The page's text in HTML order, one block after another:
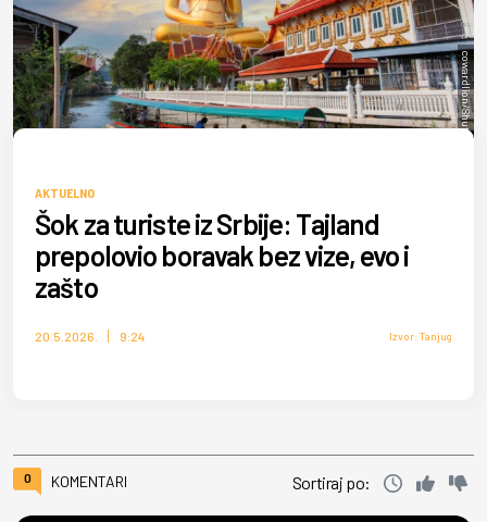
cowardlion/Shutterstock
AKTUELNO
Šok za turiste iz Srbije: Tajland
prepolovio boravak bez vize, evo i
zašto
20.5.2026. 9:24 Izvor: Tanjug
0 KOMENTARI Sortiraj po: